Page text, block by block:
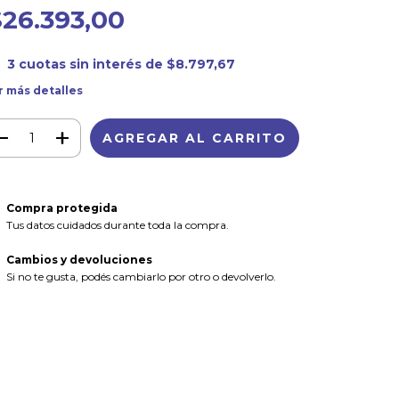
3 cuotas sin interés de $8.797,67
más detalles
Compra protegida
Tus datos cuidados durante toda la compra.
Cambios y devoluciones
Si no te gusta, podés cambiarlo por otro o devolverlo.